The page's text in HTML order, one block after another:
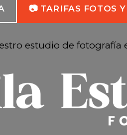
📷 TARIFAS FOTOS
estudio de fotografía